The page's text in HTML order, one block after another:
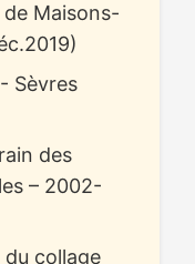
Maisons-
Sèvres
des
– 2002-
collage